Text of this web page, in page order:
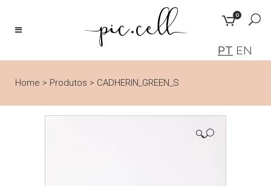
PT EN
0
Home > Produtos > CADHERIN_GREEN_S
🔍